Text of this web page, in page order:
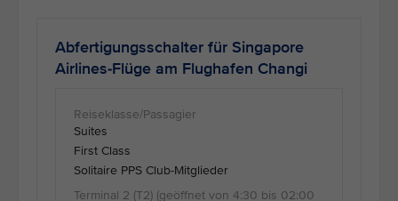
Abfertigungsschalter für Singapore
Airlines-Flüge am Flughafen Changi
Suites
First Class
Solitaire PPS Club-Mitglieder